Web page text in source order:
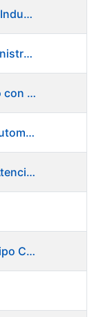
FC 07/24 - Director/a Operaciones Industriales
OE 36/24 - Administrativo de Administración de Personal
OE 31/24 - Oficial 1ª Administrativo con inglés y francés
OE 30/24 - Almacenero Almacén Automático
OE 12/24 - Técnico del Centro de Atención a Usuarios
OE 10/24 - Maquinista Jefe de Equipo Corte y Enfajado